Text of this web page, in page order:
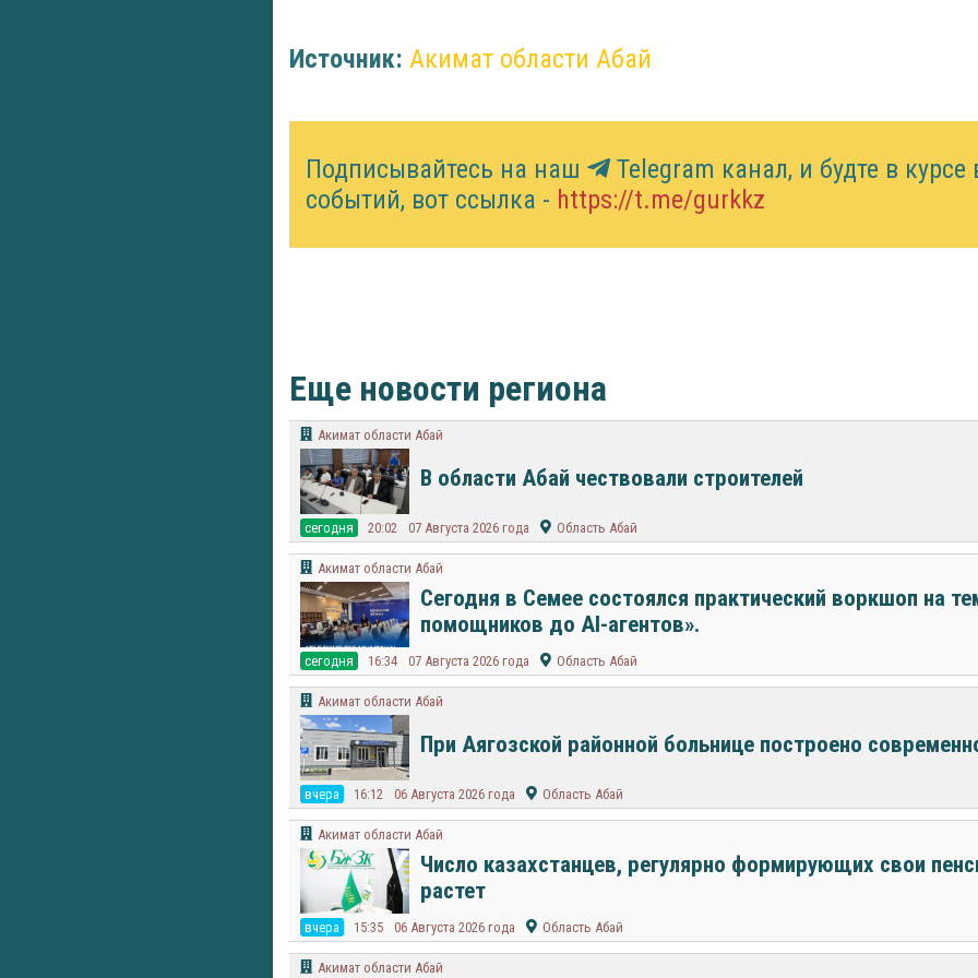
Источник: Акимат области Абай
Подписывайтесь на наш
Telegram канал, и будте в
событий, вот ссылка - https://t.me/gurkkz
Еще новости региона
Акимат области Абай
В области Абай чествовали строителей
cегодня 20:02 07 Августа 2026 года Область Абай
Акимат области Абай
Сегодня в Семее состоялся практический воркшоп на
помощников до AI-агентов».
cегодня 16:34 07 Августа 2026 года Область Абай
Акимат области Абай
При Аягозской районной больнице построено
вчера 16:12 06 Августа 2026 года Область Абай
Акимат области Абай
Число казахстанцев, регулярно формирующих свои
растет
вчера 15:35 06 Августа 2026 года Область Абай
Акимат области Абай